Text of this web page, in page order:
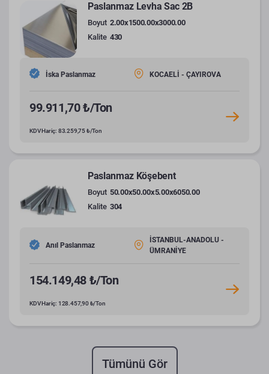
Paslanmaz Levha Sac 2B
Boyut 2.00x1500.00x3000.00
Kalite 430
İska Paslanmaz KOCAELİ - ÇAYIROVA
99.911,70 ₺/Ton
KDV Hariç: 83.259,75 ₺/Ton
Paslanmaz Köşebent
Boyut 50.00x50.00x5.00x6050.00
Kalite 304
Anıl Paslanmaz
İSTANBUL-ANADOLU -
ÜMRANİYE
154.149,48 ₺/Ton
KDV Hariç: 128.457,90 ₺/Ton
Tümünü Gör